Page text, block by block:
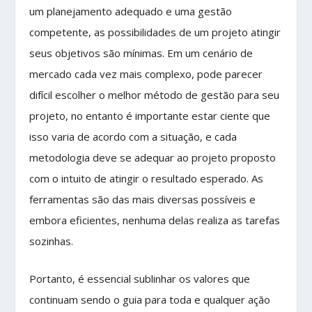
um planejamento adequado e uma gestão
competente, as possibilidades de um projeto atingir
seus objetivos são mínimas. Em um cenário de
mercado cada vez mais complexo, pode parecer
difícil escolher o melhor método de gestão para seu
projeto, no entanto é importante estar ciente que
isso varia de acordo com a situação, e cada
metodologia deve se adequar ao projeto proposto
com o intuito de atingir o resultado esperado. As
ferramentas são das mais diversas possíveis e
embora eficientes, nenhuma delas realiza as tarefas
sozinhas.
Portanto, é essencial sublinhar os valores que
continuam sendo o guia para toda e qualquer ação